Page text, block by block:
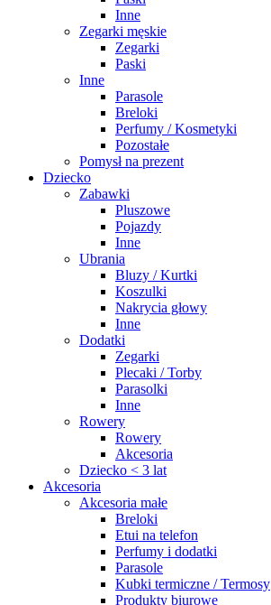
Inne
Zegarki męskie
Zegarki
Paski
Inne
Parasole
Breloki
Perfumy / Kosmetyki
Pozostałe
Pomysł na prezent
Dziecko
Zabawki
Pluszowe
Pojazdy
Inne
Ubrania
Bluzy / Kurtki
Koszulki
Nakrycia głowy
Inne
Dodatki
Zegarki
Plecaki / Torby
Parasolki
Inne
Rowery
Rowery
Akcesoria
Dziecko < 3 lat
Akcesoria
Akcesoria małe
Breloki
Etui na telefon
Perfumy i dodatki
Parasole
Kubki termiczne / Termosy
Produkty biurowe